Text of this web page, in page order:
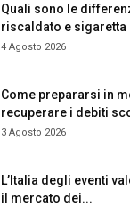
Quali sono le
riscaldato e sigaretta
4 Agosto 2026
Come prepararsi in
recuperare i debiti
3 Agosto 2026
L’Italia degli eventi
il mercato dei...